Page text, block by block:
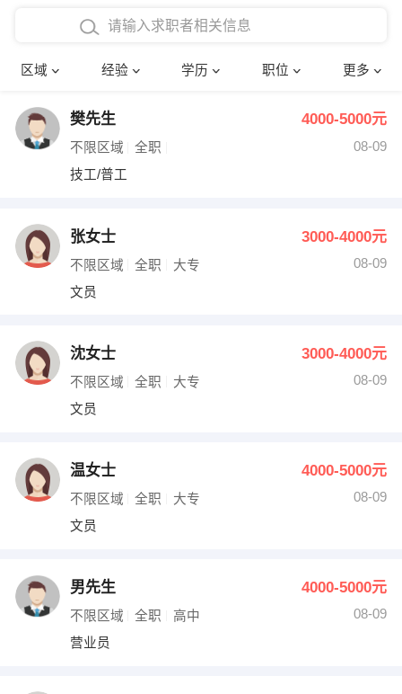
区域 经验 学历 职位 更多
在校学生工作经验
四年以上工作经验
五年以上工作经验
博士
文员 护士
财务会计
网络IT
收银员
水电/机修
编辑 法律
其他职位
确定
樊先生 4000-5000元
不限区域 全职
08-09
技工/普工
张女士 3000-4000元
不限区域 全职 大专
08-09
文员
沈女士 3000-4000元
不限区域 全职 大专
08-09
文员
温女士 4000-5000元
不限区域 全职 大专
08-09
文员
男先生 4000-5000元
不限区域 全职 高中
08-09
营业员